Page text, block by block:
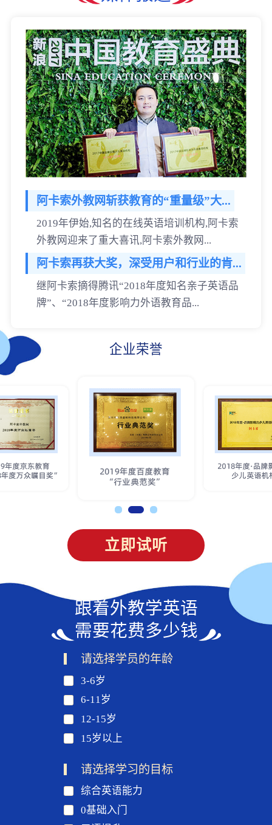
阿卡索外教网斩获教育的“重量级”大...
2019年伊始,知名的在线英语培训机构,阿卡索
外教网迎来了重大喜讯,阿卡索外教网...
阿卡索再获大奖，深受用户和行业的肯...
继阿卡索摘得腾讯“2018年度知名亲子英语品
牌”、“2018年度影响力外语教育品...
企业荣誉
立即试听
跟着外教学英语
需要花费多少钱
请选择学员的年龄
3-6岁
6-11岁
12-15岁
15岁以上
请选择学习的目标
综合英语能力
0基础入门